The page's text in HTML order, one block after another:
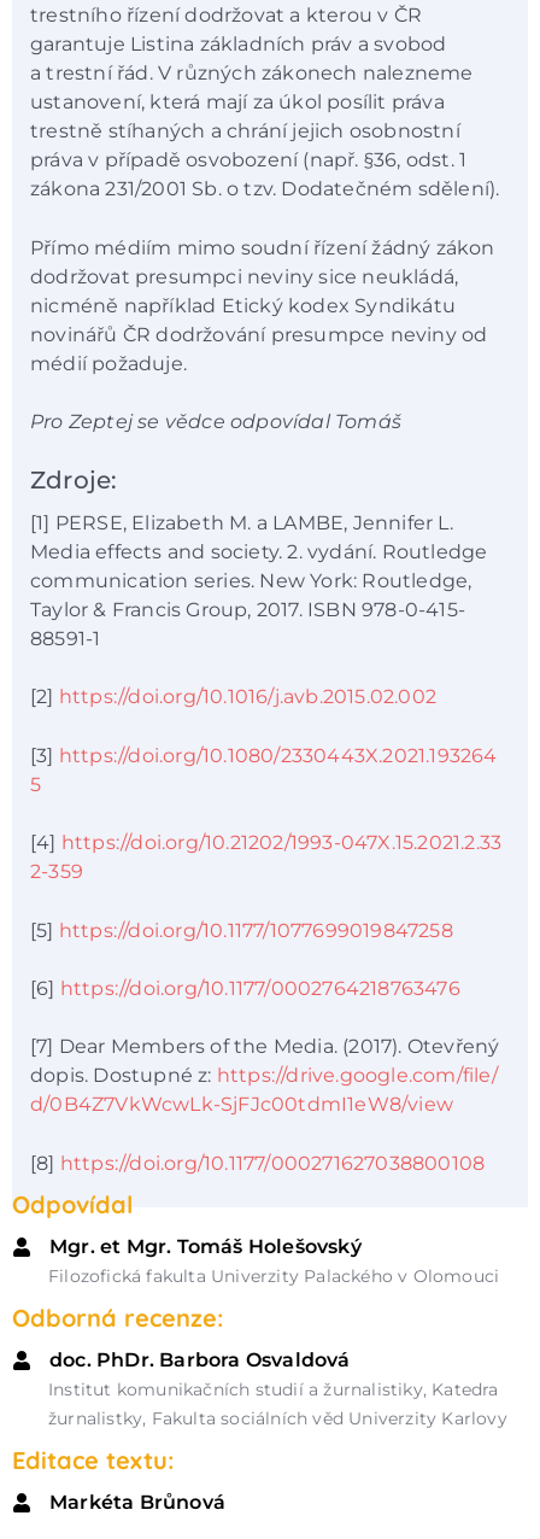
trestního řízení dodržovat a kterou v ČR
garantuje Listina základních práv a svobod
a trestní řád. V různých zákonech nalezneme
ustanovení, která mají za úkol posílit práva
trestně stíhaných a chrání jejich osobnostní
práva v případě osvobození (např. §36, odst. 1
zákona 231/2001 Sb. o tzv. Dodatečném sdělení).
Přímo médiím mimo soudní řízení žádný zákon
dodržovat presumpci neviny sice neukládá,
nicméně například Etický kodex Syndikátu
novinářů ČR dodržování presumpce neviny od
médií požaduje.
Pro Zeptej se vědce odpovídal Tomáš
Zdroje:
[1] PERSE, Elizabeth M. a LAMBE, Jennifer L.
Media effects and society. 2. vydání. Routledge
communication series. New York: Routledge,
Taylor & Francis Group, 2017. ISBN 978-0-415-
88591-1
[2] https://doi.org/10.1016/j.avb.2015.02.002
[3] https://doi.org/10.1080/2330443X.2021.193264
5
[4] https://doi.org/10.21202/1993-047X.15.2021.2.33
2-359
[5] https://doi.org/10.1177/1077699019847258
[6] https://doi.org/10.1177/0002764218763476
[7] Dear Members of the Media. (2017). Otevřený
dopis. Dostupné z: https://drive.google.com/file/
d/0B4Z7VkWcwLk-SjFJc00tdmI1eW8/view
[8] https://doi.org/10.1177/000271627038800108
Odpovídal
Mgr. et Mgr. Tomáš Holešovský
Filozofická fakulta Univerzity Palackého v Olomouci
Odborná recenze:
doc. PhDr. Barbora Osvaldová
Institut komunikačních studií a žurnalistiky, Katedra
žurnalistky, Fakulta sociálních věd Univerzity Karlovy
Editace textu:
Markéta Brůnová